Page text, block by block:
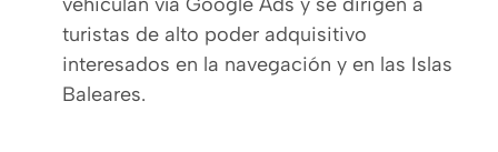
turistas de alto poder adquisitivo
interesados en la navegación y en las Islas
Baleares.